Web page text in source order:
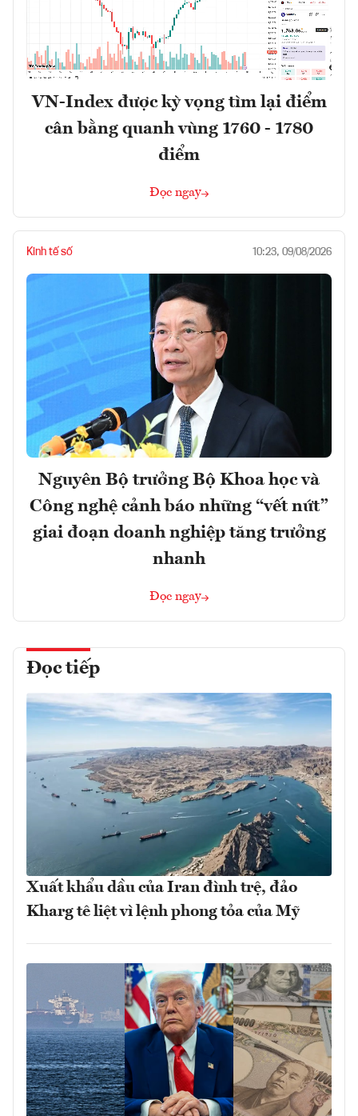
VN-Index được kỳ vọng tìm lại điểm
cân bằng quanh vùng 1760 - 1780
điểm
Đọc ngay
Kinh tế số 10:23, 09/08/2026
Nguyên Bộ trưởng Bộ Khoa học và
Công nghệ cảnh báo những “vết nứt”
giai đoạn doanh nghiệp tăng trưởng
nhanh
Đọc ngay
Đọc tiếp
Xuất khẩu dầu của Iran đình trệ, đảo
Kharg tê liệt vì lệnh phong tỏa của Mỹ